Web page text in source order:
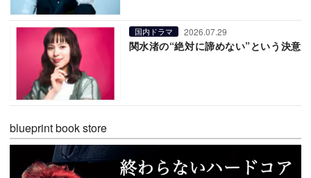
国内ドラマ 2026.07.29
関水渚の“絶対に諦めない”という決意
blueprint book store